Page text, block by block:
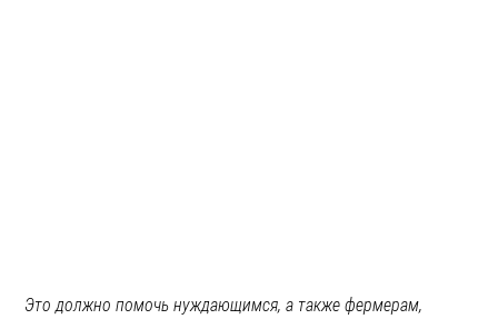
Это должно помочь нуждающимся, а также фермерам,